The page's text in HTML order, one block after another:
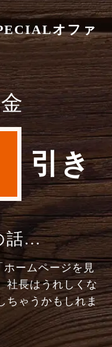
オファ
引き
話…
ホームページを見
社長はうれしくな
ちゃうかもしれま